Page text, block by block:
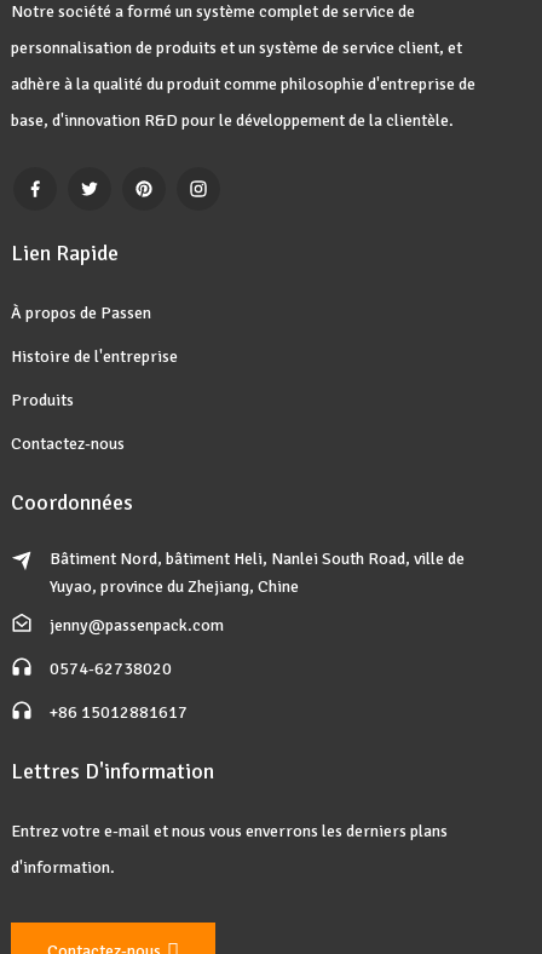
Notre société a formé un système complet de service de
personnalisation de produits et un système de service client, et
adhère à la qualité du produit comme philosophie d'entreprise de
base, d'innovation R&D pour le développement de la clientèle.
Lien Rapide
À propos de Passen
Histoire de l'entreprise
Produits
Contactez-nous
Coordonnées
Bâtiment Nord, bâtiment Heli, Nanlei South Road, ville de
Yuyao, province du Zhejiang, Chine
jenny@passenpack.com
0574-62738020
+86 15012881617
Lettres D'information
Entrez votre e-mail et nous vous enverrons les derniers plans
d'information.